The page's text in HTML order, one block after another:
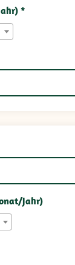
*
Jahr)